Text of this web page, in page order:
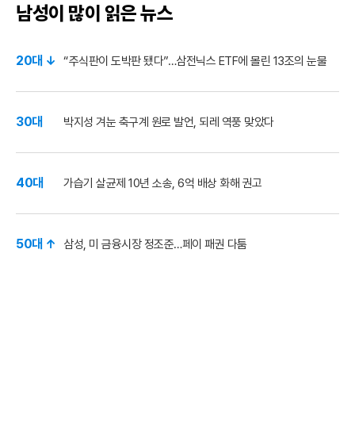
남성이 많이 읽은 뉴스
20대 ↓ “주식판이 도박판 됐다”…삼전닉스 ETF에 몰린 13조의 눈물
30대 박지성 겨눈 축구계 원로 발언, 되레 역풍 맞았다
40대 가습기 살균제 10년 소송, 6억 배상 화해 권고
50대 ↑ 삼성, 미 금융시장 정조준…페이 패권 다툼